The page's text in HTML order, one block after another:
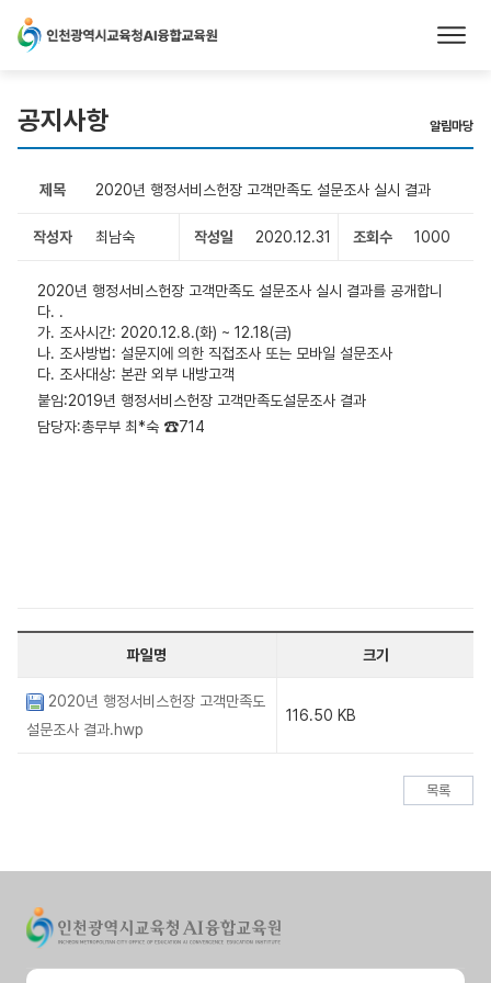
본문 바로가기
공지사항 알림마당
제목 2020년 행정서비스헌장 고객만족도 설문조사 실시 결과
작성자 최남숙 작성일 2020.12.31 조회수 1000
2020년 행정서비스헌장 고객만족도 설문조사 실시 결과를 공개합니
다. .
가. 조사시간: 2020.12.8.(화) ~ 12.18(금)
나. 조사방법: 설문지에 의한 직접조사 또는 모바일 설문조사
다. 조사대상: 본관 외부 내방고객
붙임:2019년 행정서비스헌장 고객만족도설문조사 결과
담당자:총무부 최*숙 ☎714
파일명 크기
2020년 행정서비스헌장 고객만족도
설문조사 결과.hwp
116.50 KB
목록